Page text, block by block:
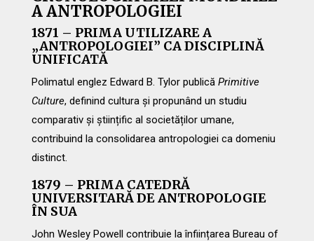
A ANTROPOLOGIEI
1871 – PRIMA UTILIZARE A
„ANTROPOLOGIEI” CA DISCIPLINĂ
UNIFICATĂ
Polimatul englez Edward B. Tylor publică Primitive
Culture, definind cultura și propunând un studiu
comparativ și științific al societăților umane,
contribuind la consolidarea antropologiei ca domeniu
distinct.
1879 – PRIMA CATEDRĂ
UNIVERSITARĂ DE ANTROPOLOGIE
ÎN SUA
John Wesley Powell contribuie la înființarea Bureau of